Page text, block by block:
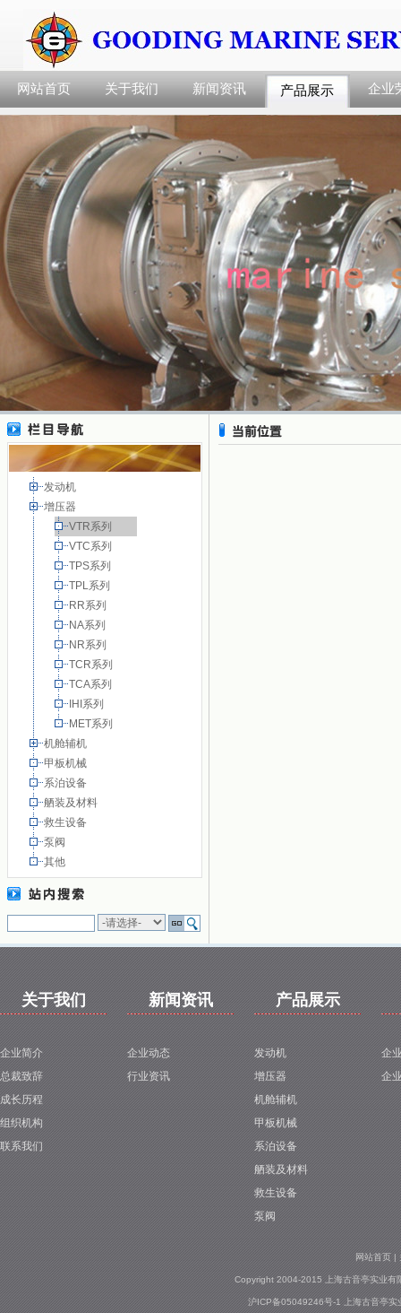
网站首页 关于我们 新闻资讯 产品展示 企业
发动机
增压器
VTR系列
VTC系列
TPS系列
TPL系列
RR系列
NA系列
NR系列
TCR系列
TCA系列
IHI系列
MET系列
机舱辅机
甲板机械
系泊设备
舾装及材料
救生设备
泵阀
其他
关于我们
企业简介
总裁致辞
成长历程
组织机构
联系我们
新闻资讯
企业动态
行业资讯
产品展示
发动机
增压器
机舱辅机
甲板机械
系泊设备
舾装及材料
救生设备
泵阀
企
企
网站首页|
Copyright 2004-2015 上海古音亭实业有
沪ICP备05049246号-1 上海古音亭